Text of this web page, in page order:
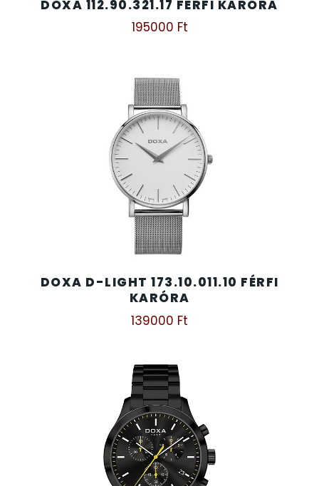
DOXA 112.90.321.17 FÉRFI KARÓRA
195000 Ft
DOXA D-LIGHT 173.10.011.10 FÉRFI
KARÓRA
139000 Ft